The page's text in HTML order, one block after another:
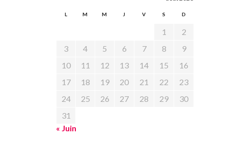
L M M J V S D
1
2
3
4 5 6 7 8
9
10
11 12 13 14 15
16
17
18 19 20 21 22
23
24
25 26 27 28 29
30
31
« Juin